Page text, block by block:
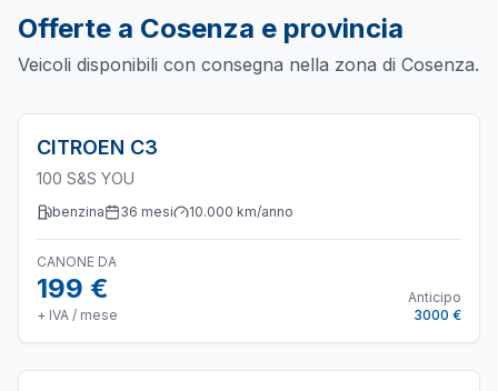
Offerte a Cosenza e provincia
Veicoli disponibili con consegna nella zona di Cosenza.
CITROEN C3
100 S&S YOU
benzina 36 mesi 10.000 km/anno
CANONE DA
199 €
+ IVA / mese
Anticipo
3000 €